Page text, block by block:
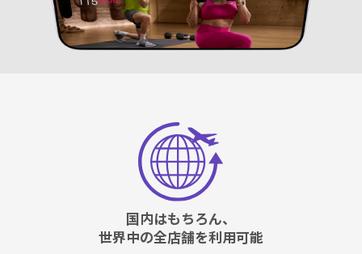
国内はもちろん、
世界中の全店舗を利用可能